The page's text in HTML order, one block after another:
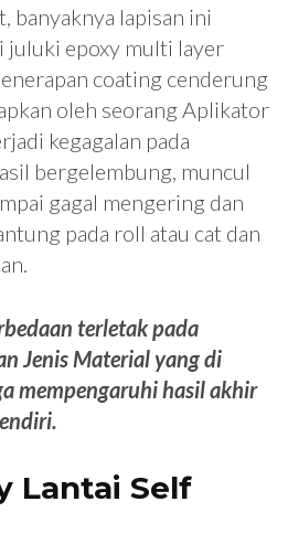
banyaknya lapisan ini
juluki epoxy multi layer
coating cenderung
oleh seorang Aplikator
kegagalan pada
bergelembung, muncul
gagal mengering dan
pada roll atau cat dan
terletak pada
Jenis Material yang di
mempengaruhi hasil akhir
Lantai Self